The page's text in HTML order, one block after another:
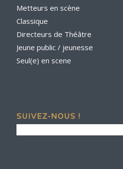
Metteurs en scène
Classique
Directeurs de Théâtre
Jeune public / jeunesse
Seul(e) en scene
SUIVEZ-NOUS !